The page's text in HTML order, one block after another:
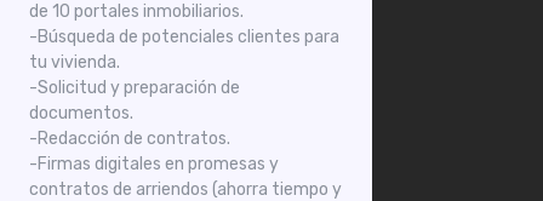
de 10 portales inmobiliarios.
-Búsqueda de potenciales clientes para
tu vivienda.
-Solicitud y preparación de
documentos.
-Redacción de contratos.
-Firmas digitales en promesas y
contratos de arriendos (ahorra tiempo y